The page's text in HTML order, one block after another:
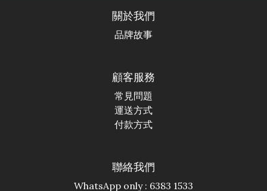
關於我們
品牌故事
顧客服務
常見問題
運送方式
付款方式
聯絡我們
WhatsApp only : 6383 1533